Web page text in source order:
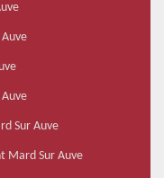
Sur Auve
Mard Sur Auve